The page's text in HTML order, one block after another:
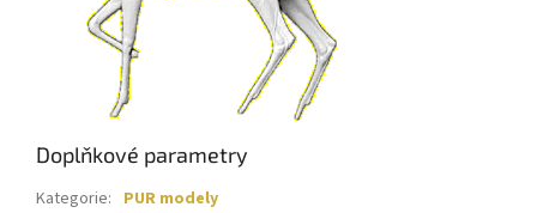
Doplňkové parametry
Kategorie: PUR modely